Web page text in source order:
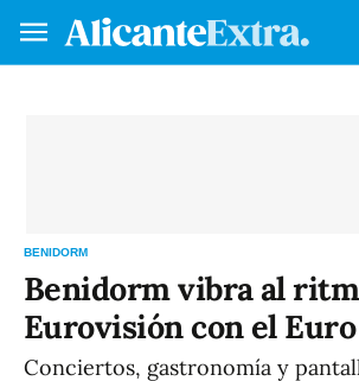
BENIDORM
Benidorm vibra al
Eurovisión con el
Conciertos, gastronomía y